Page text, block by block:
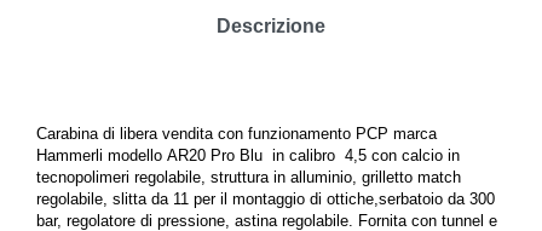
Descrizione
Carabina di libera vendita con funzionamento PCP marca
Hammerli modello AR20 Pro Blu in calibro 4,5 con calcio in
tecnopolimeri regolabile, struttura in alluminio, grilletto match
regolabile, slitta da 11 per il montaggio di ottiche,serbatoio da 300
bar, regolatore di pressione, astina regolabile. Fornita con tunnel e